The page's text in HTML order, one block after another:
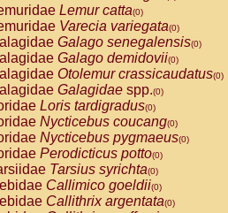
Lemur catta(0)
Varecia variegata(0)
Galago senegalensis(0)
Galago demidovii(0)
Otolemur crassicaudatus(0)
Galagidae spp.(0)
Loris tardigradus(0)
Nycticebus coucang(0)
Nycticebus pygmaeus(0)
Perodicticus potto(0)
Tarsius syrichta(0)
Callimico goeldii(0)
Callithrix argentata(0)